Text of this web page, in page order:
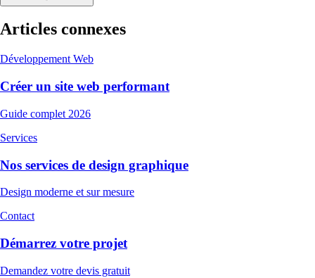
Articles connexes
Développement Web
Créer un site web performant
Guide complet 2026
Services
Nos services de design graphique
Design moderne et sur mesure
Contact
Démarrez votre projet
Demandez votre devis gratuit